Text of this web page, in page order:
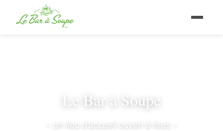
Le Bar à Soupe
– un lieu d'accueil ouvert à tous –